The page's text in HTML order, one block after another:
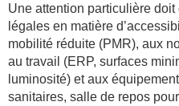
Une attention particulière
légales en matière
mobilité réduite (PMR), aux
au travail (ERP, surfaces
luminosité) et aux
sanitaires, salle de repos